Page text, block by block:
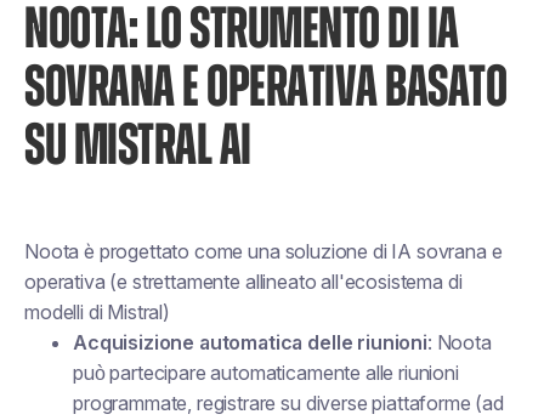
NOOTA: LO STRUMENTO DI IA
SOVRANA E OPERATIVA BASATO
SU MISTRAL AI
Noota è progettato come una soluzione di IA sovrana e
operativa (e strettamente allineato all'ecosistema di
modelli di Mistral)
Acquisizione automatica delle riunioni: Noota
può partecipare automaticamente alle riunioni
programmate, registrare su diverse piattaforme (ad